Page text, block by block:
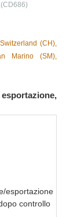
(CH),
Marino (SM),
esportazione
controllo